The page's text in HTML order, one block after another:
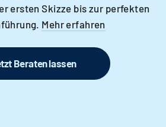
ersten Skizze bis zur perfekten
Mehr erfahren
Beraten lassen